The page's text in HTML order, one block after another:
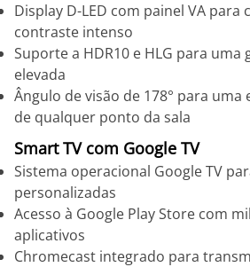
Display D-LED com painel VA para
contraste intenso
Suporte a HDR10 e HLG para uma
elevada
Ângulo de visão de 178° para uma
de qualquer ponto da sala
Smart TV com Google TV
Sistema operacional Google TV
personalizadas
Acesso à Google Play Store com
aplicativos
Chromecast integrado para